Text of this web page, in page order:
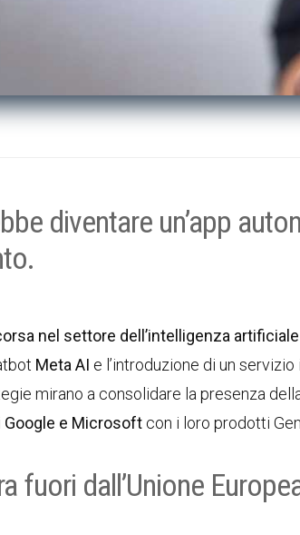
diventare un’app
nel settore dell’intelligenza artificiale
Meta AI e l’introduzione di un
mirano a consolidare la presenza
Google e Microsoft con i loro prodotti
fuori dall’Unione